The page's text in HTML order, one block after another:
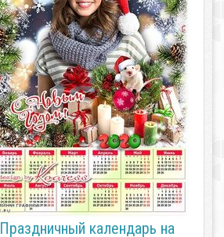
Праздничный календарь на